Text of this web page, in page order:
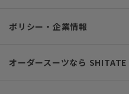
ポリシー・企業情報
オーダースーツなら SHITATE